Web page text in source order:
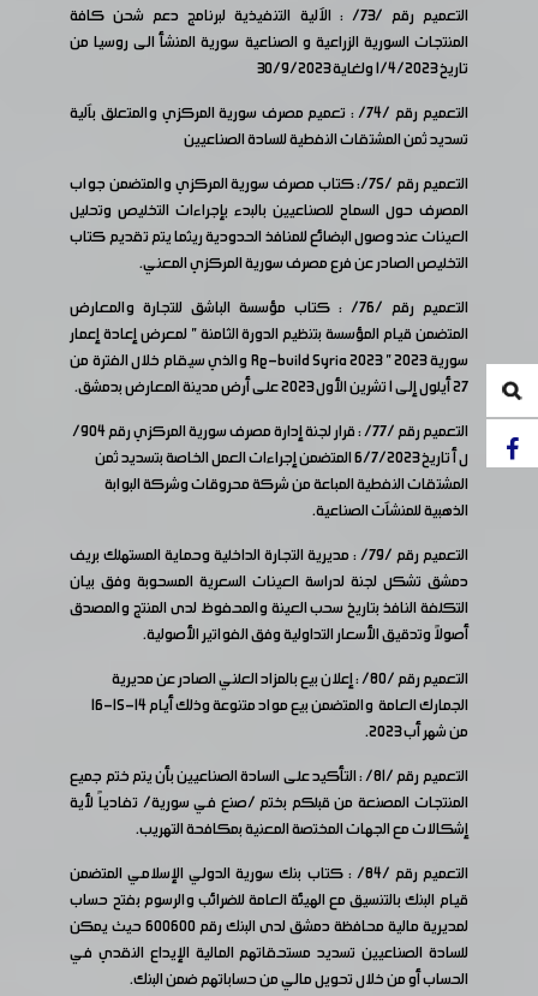
التعميم رقم /73/ : الآلية التنفيذية لبرنامج دعم شحن كافة
المنتجات السورية الزراعية و الصناعية سورية المنشأ الى روسيا من
تاريخ 1/4/2023 ولغاية 30/9/2023
التعميم رقم /74/ : تعميم مصرف سورية المركزي والمتعلق بآلية
تسديد ثمن المشتقات النفطية للسادة الصناعيين
التعميم رقم /75/: كتاب مصرف سورية المركزي والمتضمن جواب
المصرف حول السماح للصناعيين بالبدء بإجراءات التخليص وتحليل
العينات عند وصول البضائع للمنافذ الحدودية ريثما يتم تقديم كتاب
التخليص الصادر عن فرع مصرف سورية المركزي المعني.
التعميم رقم /76/ : كتاب مؤسسة الباشق للتجارة والمعارض
المتضمن قيام المؤسسة بتنظيم الدورة الثامنة " لمعرض إعادة إعمار
سورية 2023 " Re-build Syria 2023 والذي سيقام خلال الفترة من
27 أيلول إلى 1 تشرين الأول 2023 على أرض مدينة المعارض بدمشق.
التعميم رقم /77/ : قرار لجنة إدارة مصرف سورية المركزي رقم 904/
ل أ تاريخ 6/7/2023 المتضمن إجراءات العمل الخاصة بتسديد ثمن
المشتقات النفطية المباعة من شركة محروقات وشركة البوابة
الذهبية للمنشآت الصناعية.
التعميم رقم /79/ : مديرية التجارة الداخلية وحماية المستهلك بريف
دمشق تشكل لجنة لدراسة العينات السعرية المسحوبة وفق بيان
التكلفة النافذ بتاريخ سحب العينة والمحفوظ لدى المنتج والمصدق
أصولاً وتدقيق الأسعار التداولية وفق الفواتير الأصولية.
التعميم رقم /80/ : إعلان بيع بالمزاد العلني الصادر عن مديرية
الجمارك العامة والمتضمن بيع مواد متنوعة وذلك أيام 14-15-16
من شهر أب 2023.
التعميم رقم /81/ : التأكيد على السادة الصناعيين بأن يتم ختم جميع
المنتجات المصنعة من قبلكم بختم /صنع في سورية/ تفادياً لأية
إشكالات مع الجهات المختصة المعنية بمكافحة التهريب.
التعميم رقم /84/ : كتاب بنك سورية الدولي الإسلامي المتضمن
قيام البنك بالتنسيق مع الهيئة العامة للضرائب والرسوم بفتح حساب
لمديرية مالية محافظة دمشق لدى البنك رقم 600600 حيث يمكن
للسادة الصناعيين تسديد مستحقاتهم المالية الإيداع النقدي في
الحساب أو من خلال تحويل مالي من حساباتهم ضمن البنك.